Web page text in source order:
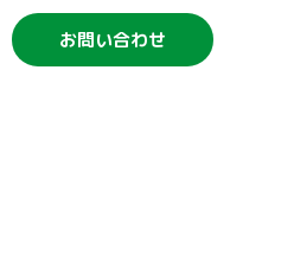
お問い合わせ